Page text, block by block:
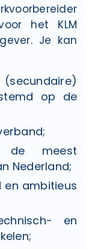
het KLM
Je kan
op de
meest
Nederland;
en ambitieus
en